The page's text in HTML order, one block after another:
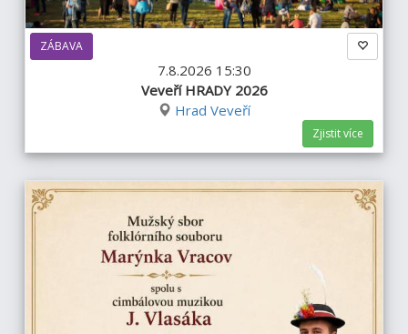
ZÁBAVA
7.8.2026 15:30
Veveří HRADY 2026
Hrad Veveří
Zjistit více